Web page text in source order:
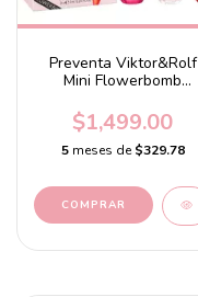
Preventa Viktor&Rolf
Mini Flowerbomb
$1,499.00
5 meses de$329.78